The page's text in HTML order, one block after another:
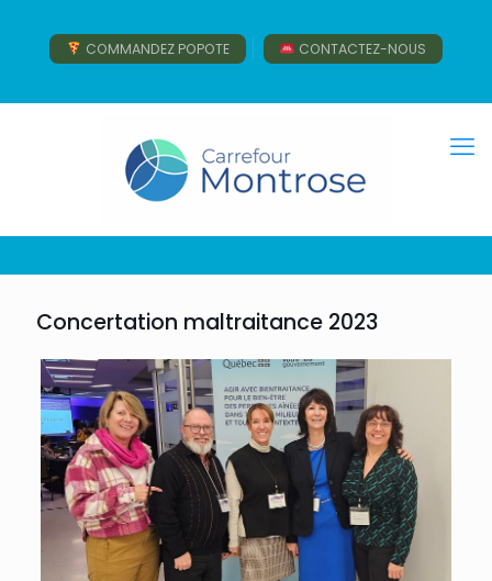
COMMANDEZ POPOTE CONTACTEZ-NOUS
Concertation maltraitance 2023